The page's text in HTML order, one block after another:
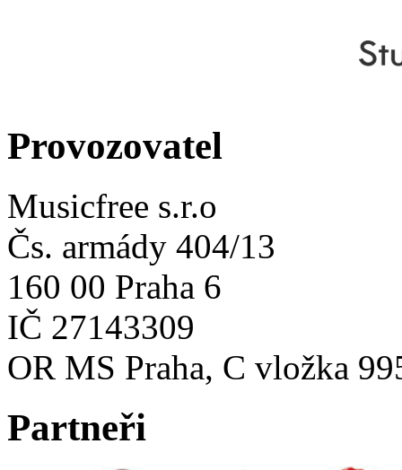
Provozovatel
Musicfree s.r.o
Čs. armády 404/13
160 00 Praha 6
IČ 27143309
OR MS Praha, C vložka
Partneři